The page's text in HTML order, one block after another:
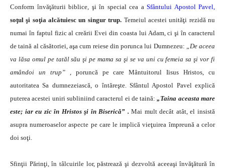
Conform învăţăturii biblice, şi în special cea a Sfântului Apostol Pavel,
soţul şi soţia alcătuiesc un singur trup. Temeiul acestei unităţi rezidă nu
numai în faptul fizic al creării Evei din coasta lui Adam, ci şi în caracterul
de taină al căsătoriei, aşa cum reiese din porunca lui Dumnezeu:
„De aceea
va lăsa omul pe tatăl său şi pe mama sa şi se va uni cu femeia sa şi vor fi
amândoi un trup”
, poruncă pe care Mântuitorul Iisus Hristos, cu
autoritatea Sa dumnezeiască, o întăreşte. Sfântul Apostol Pavel explică
puterea acestei uniri subliniind caracterul ei de taină:„Taina aceasta mare
este; iar eu zic în Hristos şi în Biserică” . Mai mult decât atât, el insistă
asupra numeroaselor aspecte pe care le implică vieţuirea împreună a celor
doi soţi.
Sfinţii Părinţi, în tâlcuirile lor, păstrează şi dezvoltă aceeaşi învăţătură în